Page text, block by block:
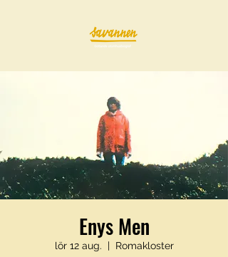
Enys Men
lör 12 aug.
  |
Romakloster